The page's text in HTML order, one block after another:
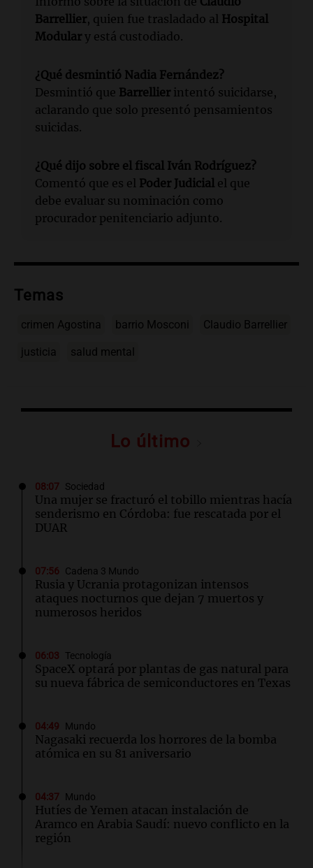
Barrellier, quien fue trasladado al Hospital
Modular y está custodiado.
¿Qué desmintió Nadia Fernández?
Desmintió que Barrellier intentó suicidarse,
aclarando que solo presentó pensamientos
suicidas.
¿Qué dijo sobre el fiscal Iván Rodríguez?
Comentó que es el Poder Judicial el que
debe evaluar su nominación como
procurador penitenciario adjunto.
Temas
crimen Agostina barrio Mosconi Claudio Barrellier
justicia salud mental
Lo último
08:07 Sociedad
Una mujer se fracturó el tobillo mientras hacía
senderismo en Córdoba: fue rescatada por el
DUAR
07:56 Cadena 3 Mundo
Rusia y Ucrania protagonizan intensos
ataques nocturnos que dejan 7 muertos y
numerosos heridos
06:03 Tecnología
SpaceX optará por plantas de gas natural para
su nueva fábrica de semiconductores en Texas
04:49 Mundo
Nagasaki recuerda los horrores de la bomba
atómica en su 81 aniversario
04:37 Mundo
Hutíes de Yemen atacan instalación de
Aramco en Arabia Saudí: nuevo conflicto en la
región